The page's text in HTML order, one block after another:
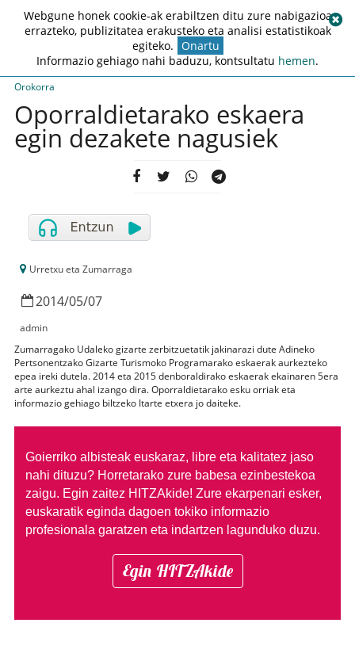
Orokorra
Oporraldietarako eskaera
egin dezakete nagusiek
Urretxu eta Zumarraga
2014/05/07
admin
Zumarragako Udaleko gizarte zerbitzuetatik jakinarazi dute Adineko
Pertsonentzako Gizarte Turismoko Programarako eskaerak aurkezteko
epea ireki dutela. 2014 eta 2015 denboraldirako eskaerak ekainaren 5era
arte aurkeztu ahal izango dira. Oporraldietarako esku orriak eta
informazio gehiago biltzeko Itarte etxera jo daiteke.
Goierriko albisteak euskaraz, libre eta kalitatez jaso
nahi dituzu? Horretarako zure babesa ezinbestekoa
zaigu. Egin zaitez HITZAkide! Zure ekarpenari esker,
euskaratik eginda dagoen tokiko informazio
profesionala garatzen eta indartzen lagunduko duzu.
Egin HITZAkide
Webgune honek cookie-ak erabiltzen ditu zure nabigazioa
errazteko, publizitatea erakusteko eta analisi estatistikoak
egiteko. Onartu
Informazio gehiago nahi baduzu, kontsultatu hemen.